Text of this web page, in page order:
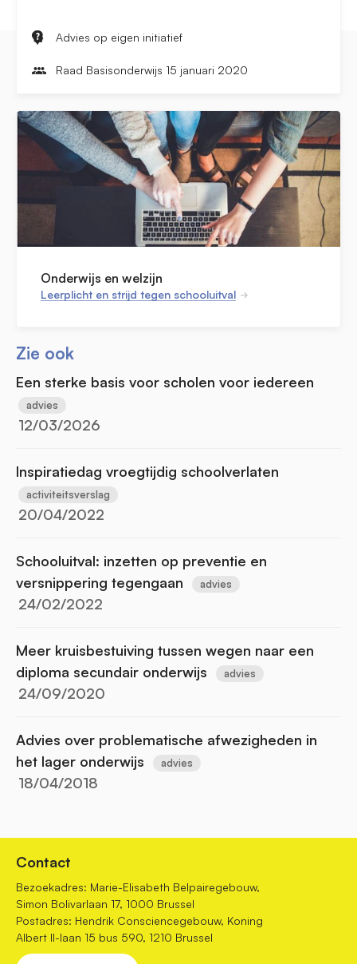
Advies op eigen initiatief
Raad Basisonderwijs 15 januari 2020
Onderwijs en welzijn
Leerplicht en strijd tegen schooluitval
Zie ook
Een sterke basis voor scholen voor iedereen
advies
12/03/2026
Inspiratiedag vroegtijdig schoolverlaten
activiteitsverslag
20/04/2022
Schooluitval: inzetten op preventie en
versnippering tegengaan
advies
24/02/2022
Meer kruisbestuiving tussen wegen naar een
diploma secundair onderwijs
advies
24/09/2020
Advies over problematische afwezigheden in
het lager onderwijs
advies
18/04/2018
Contact
Bezoekadres: Marie-Elisabeth Belpairegebouw,
Simon Bolivarlaan 17, 1000 Brussel
Postadres: Hendrik Consciencegebouw, Koning
Albert II-laan 15 bus 590, 1210 Brussel